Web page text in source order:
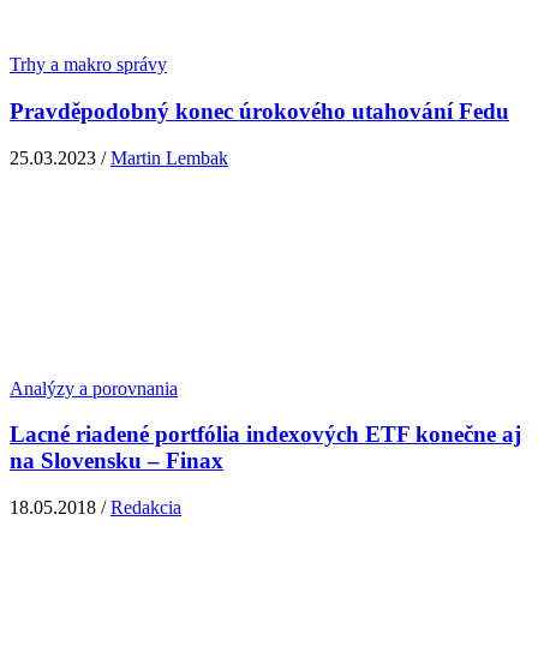
Trhy a makro správy
Pravděpodobný konec úrokového utahování Fedu
25.03.2023 /Martin Lembak
Analýzy a porovnania
Lacné riadené portfólia indexových ETF konečne aj
na Slovensku – Finax
18.05.2018 /Redakcia